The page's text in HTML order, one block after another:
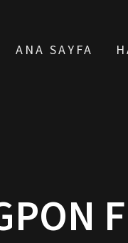
ANA SAYFA